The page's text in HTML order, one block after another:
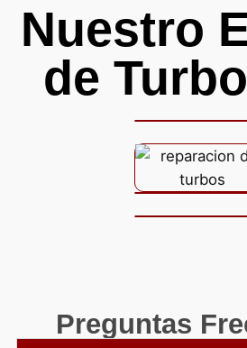
Nuestro
de
Preguntas